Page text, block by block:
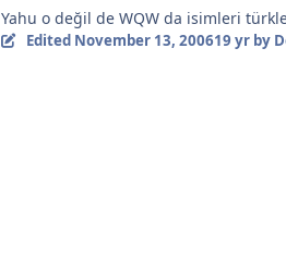
Yahu o değil de WQW da isimleri
Edited November 13, 200619 yrby